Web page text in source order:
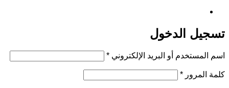
تسجيل الدخول
اسم المستخدم أو البريد الإلكتروني *مطلوبة
كلمة المرور *مطلوبة